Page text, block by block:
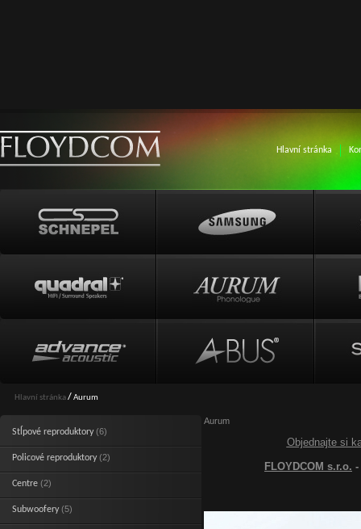
Hlavní stránka
Hlavní stránka/ Aurum
Stĺpové reproduktory (6)
Policové reproduktory (2)
Centre (2)
Subwoofery (5)
Aurum
Objednajte si
FLOYDCOM s.r.o. -